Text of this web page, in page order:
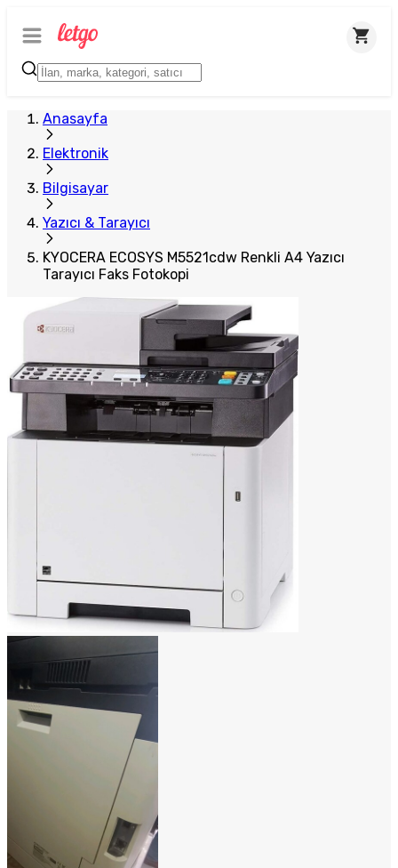
Anasayfa
Elektronik
Bilgisayar
Yazıcı & Tarayıcı
KYOCERA ECOSYS M5521cdw Renkli A4 Yazıcı
Tarayıcı Faks Fotokopi